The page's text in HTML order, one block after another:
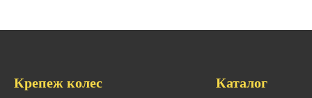
Крепеж колес Каталог